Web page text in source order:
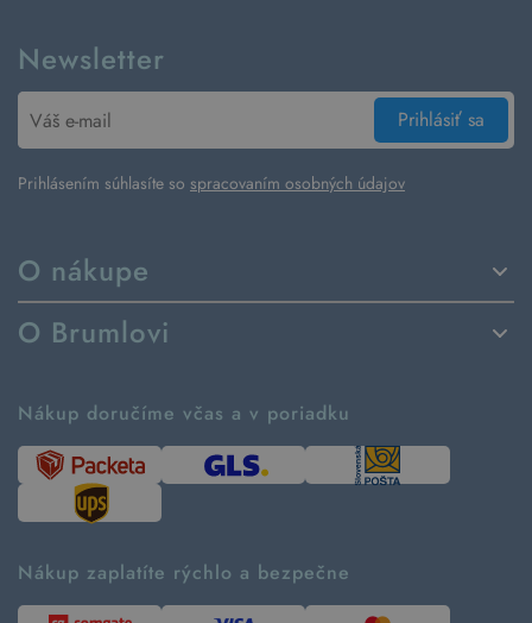
O nákupe
Spôsoby dodania a platby
Vrátenie tovaru a reklamácia
Návod ako nakupovať
Tabuľka veľkostí
Predávané značky
Kontakt
O Brumlovi
Ako tvoríme second hand
Časté otázky
Kde pomáhame
Udržateľnosť
Blog
Pre médiá
Newsletter
Prihlásiť sa
Prihlásením súhlasíte so spracovaním osobných údajov
Nákup doručíme včas a v poriadku
Nákup zaplatíte rýchlo a bezpečne